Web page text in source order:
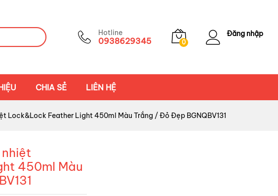
Hotline
0938629345 0
Đăng nhập
CHIA SẺ LIÊN HỆ
Lock&Lock Feather Light 450ml Màu Trắng / Đỏ Đẹp BGNQBV131
nhiệt
450ml Màu